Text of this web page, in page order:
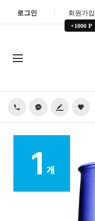
로그인 회원가입
+1000 P